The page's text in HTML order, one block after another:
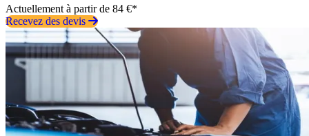
Actuellement à partir de 84 €*
Recevez des devis